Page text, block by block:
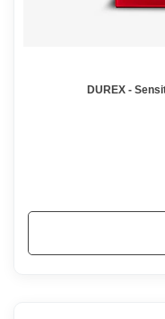
DUREX -